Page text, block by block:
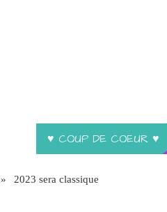
♥ COUP DE COEUR ♥
» 2023 sera classique